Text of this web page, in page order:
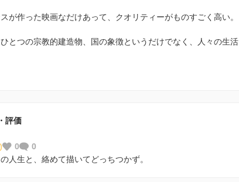
が作った映画なだけあって、クオリティーがものすごく高い。
とつの宗教的建造物、国の象徴というだけでなく、人々の生活
評価
0
0
人生と、絡めて描いてどっちつかず。